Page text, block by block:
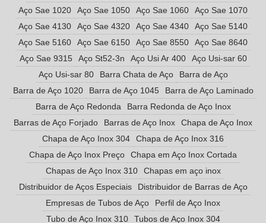
Aço Sae 1020
Aço Sae 1050 Aço Sae 1060
Aço Sae 1070
Aço Sae 4130
Aço Sae 4320 Aço Sae 4340
Aço Sae 5140
Aço Sae 5160
Aço Sae 6150 Aço Sae 8550
Aço Sae 8640
Aço Sae 9315
Aço St52-3n Aço Usi Ar 400
Aço Usi-sar 60
Aço Usi-sar 80
Barra Chata de Aço
Barra de Aço
Barra de Aço 1020
Barra de Aço 1045
Barra de Aço Laminado
Barra de Aço Redonda
Barra Redonda de Aço Inox
Barras de Aço Forjado
Barras de Aço Inox
Chapa de Aço Inox
Chapa de Aço Inox 304
Chapa de Aço Inox 316
Chapa de Aço Inox Preço
Chapa em Aço Inox Cortada
Chapas de Aço Inox 310
Chapas em aço inox
Distribuidor de Aços Especiais
Distribuidor de Barras de Aço
Empresas de Tubos de Aço
Perfil de Aço Inox
Tubo de Aço Inox 310
Tubos de Aço Inox 304